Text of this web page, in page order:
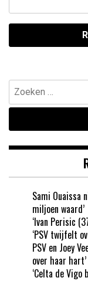
Zoeken
naar:
Sami Ouaissa
miljoen waard’
‘Ivan Perisic
‘PSV twijfelt
PSV en Joey
over haar hart’
‘Celta de Vigo